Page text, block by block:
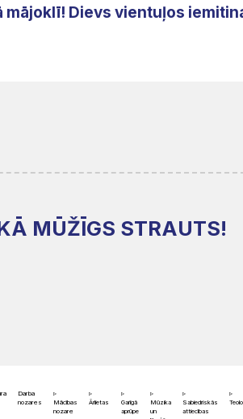
mājoklī! Dievs vientuļos
MŪŽĪGS STRAUTS!
Darba
nozares
Mācības
nozare
Ārlietas
Garīgā
aprūpe
Mūzika
un
Sabiedriskās
attiecības